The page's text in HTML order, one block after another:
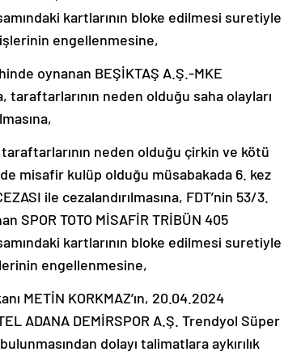
kartlarının bloke edilmesi suretiyle
engellenmesine,
oynanan BEŞİKTAŞ A.Ş.-MKE
taraftarlarının neden olduğu saha olayları
taraftarlarının neden olduğu çirkin ve kötü
misafir kulüp olduğu müsabakada 6. kez
ile cezalandırılmasına, FDT’nin 53/3.
TOTO MİSAFİR TRİBÜN 405
kartlarının bloke edilmesi suretiyle
engellenmesine,
METİN KORKMAZ’ın, 20.04.2024
ADANA DEMİRSPOR A.Ş. Trendyol Süper
dolayı talimatlara aykırılık